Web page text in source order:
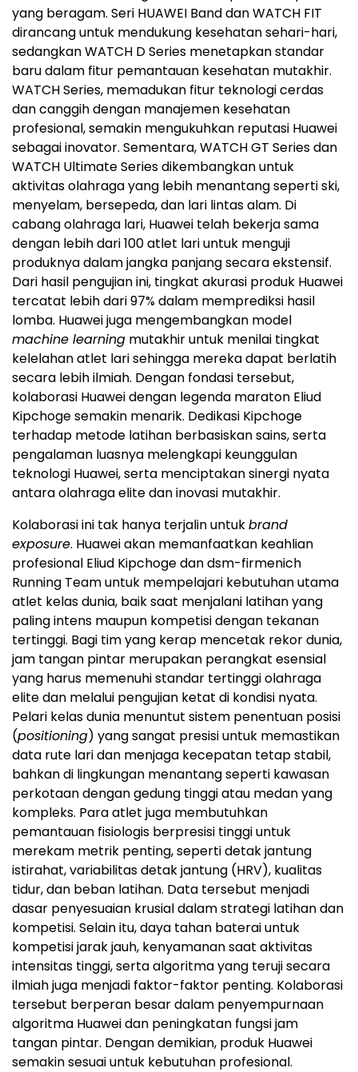
yang beragam. Seri HUAWEI Band dan WATCH FIT
dirancang untuk mendukung kesehatan sehari-hari,
sedangkan WATCH D Series menetapkan standar
baru dalam fitur pemantauan kesehatan mutakhir.
WATCH Series, memadukan fitur teknologi cerdas
dan canggih dengan manajemen kesehatan
profesional, semakin mengukuhkan reputasi Huawei
sebagai inovator. Sementara, WATCH GT Series dan
WATCH Ultimate Series dikembangkan untuk
aktivitas olahraga yang lebih menantang seperti ski,
menyelam, bersepeda, dan lari lintas alam. Di
cabang olahraga lari, Huawei telah bekerja sama
dengan lebih dari 100 atlet lari untuk menguji
produknya dalam jangka panjang secara ekstensif.
Dari hasil pengujian ini, tingkat akurasi produk Huawei
tercatat lebih dari 97% dalam memprediksi hasil
lomba. Huawei juga mengembangkan model
machine learning mutakhir untuk menilai tingkat
kelelahan atlet lari sehingga mereka dapat berlatih
secara lebih ilmiah. Dengan fondasi tersebut,
kolaborasi Huawei dengan legenda maraton Eliud
Kipchoge semakin menarik. Dedikasi Kipchoge
terhadap metode latihan berbasiskan sains, serta
pengalaman luasnya melengkapi keunggulan
teknologi Huawei, serta menciptakan sinergi nyata
antara olahraga elite dan inovasi mutakhir.
Kolaborasi ini tak hanya terjalin untukbrand
exposure. Huawei akan memanfaatkan keahlian
profesional Eliud Kipchoge dan dsm-firmenich
Running Team untuk mempelajari kebutuhan utama
atlet kelas dunia, baik saat menjalani latihan yang
paling intens maupun kompetisi dengan tekanan
tertinggi. Bagi tim yang kerap mencetak rekor dunia,
jam tangan pintar merupakan perangkat esensial
yang harus memenuhi standar tertinggi olahraga
elite dan melalui pengujian ketat di kondisi nyata.
Pelari kelas dunia menuntut sistem penentuan posisi
(positioning) yang sangat presisi untuk memastikan
data rute lari dan menjaga kecepatan tetap stabil,
bahkan di lingkungan menantang seperti kawasan
perkotaan dengan gedung tinggi atau medan yang
kompleks. Para atlet juga membutuhkan
pemantauan fisiologis berpresisi tinggi untuk
merekam metrik penting, seperti detak jantung
istirahat, variabilitas detak jantung (HRV), kualitas
tidur, dan beban latihan. Data tersebut menjadi
dasar penyesuaian krusial dalam strategi latihan dan
kompetisi. Selain itu, daya tahan baterai untuk
kompetisi jarak jauh, kenyamanan saat aktivitas
intensitas tinggi, serta algoritma yang teruji secara
ilmiah juga menjadi faktor-faktor penting. Kolaborasi
tersebut berperan besar dalam penyempurnaan
algoritma Huawei dan peningkatan fungsi jam
tangan pintar. Dengan demikian, produk Huawei
semakin sesuai untuk kebutuhan profesional.